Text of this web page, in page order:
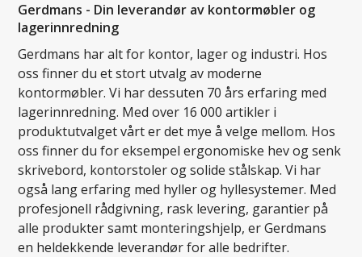
Gerdmans - Din leverandør av kontormøbler og
lagerinnredning
Gerdmans har alt for kontor, lager og industri. Hos
oss finner du et stort utvalg av moderne
kontormøbler. Vi har dessuten 70 års erfaring med
lagerinnredning. Med over 16 000 artikler i
produktutvalget vårt er det mye å velge mellom. Hos
oss finner du for eksempel ergonomiske hev og senk
skrivebord, kontorstoler og solide stålskap. Vi har
også lang erfaring med hyller og hyllesystemer. Med
profesjonell rådgivning, rask levering, garantier på
alle produkter samt monteringshjelp, er Gerdmans
en heldekkende leverandør for alle bedrifter.